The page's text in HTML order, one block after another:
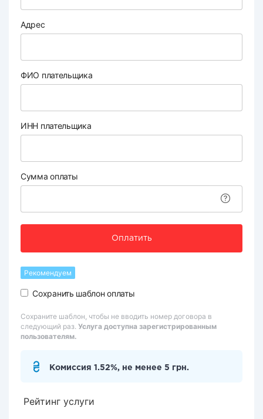
Адрес
ФИО плательщика
ИНН плательщика
Сумма оплаты
Оплатить
Рекомендуем
Сохранить шаблон оплаты
Сохраните шаблон, чтобы не вводить номер договора в
следующий раз. Услуга доступна зарегистрированным
пользователям.
Комиссия 1.52%, не менее 5 грн.
Рейтинг услуги